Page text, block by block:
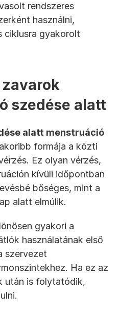
rendszeres
használni,
ciklusra gyakorolt
szedése alatt
alatt menstruáció
formája a közti
Ez olyan vérzés,
kívüli időpontban
bőséges, mint a
alatt elmúlik.
gyakori a
használatának első
szervezet
Ha ez az
után is folytatódik,